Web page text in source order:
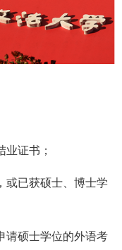
证书；
或已获硕士、博士学
请硕士学位的外语考